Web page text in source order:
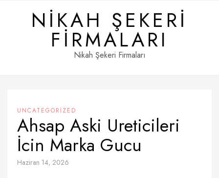
NIKAH ŞEKERI
FIRMALARI
Nikah Şekeri Firmaları
UNCATEGORIZED
Ahsap Aski Ureticileri
İcin Marka Gucu
Haziran 14, 2026